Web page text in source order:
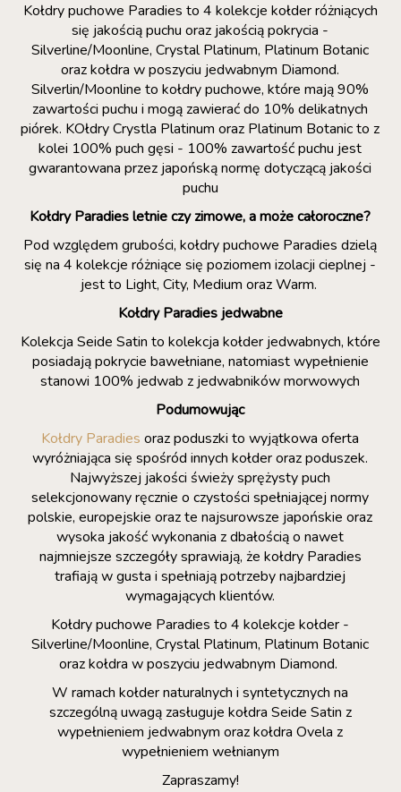
Kołdry puchowe Paradies to 4 kolekcje kołder różniących
się jakością puchu oraz jakością pokrycia -
Silverline/Moonline, Crystal Platinum, Platinum Botanic
oraz kołdra w poszyciu jedwabnym Diamond.
Silverlin/Moonline to kołdry puchowe, które mają 90%
zawartości puchu i mogą zawierać do 10% delikatnych
piórek. KOłdry Crystla Platinum oraz Platinum Botanic to z
kolei 100% puch gęsi - 100% zawartość puchu jest
gwarantowana przez japońską normę dotyczącą jakości
puchu
Kołdry Paradies letnie czy zimowe, a może całoroczne?
Pod względem grubości, kołdry puchowe Paradies dzielą
się na 4 kolekcje różniące się poziomem izolacji cieplnej -
jest to Light, City, Medium oraz Warm.
Kołdry Paradies jedwabne
Kolekcja Seide Satin to kolekcja kołder jedwabnych, które
posiadają pokrycie bawełniane, natomiast wypełnienie
stanowi 100% jedwab z jedwabników morwowych
Podumowując
Kołdry Paradies oraz poduszki to wyjątkowa oferta
wyróżniająca się spośród innych kołder oraz poduszek.
Najwyższej jakości świeży sprężysty puch
selekcjonowany ręcznie o czystości spełniającej normy
polskie, europejskie oraz te najsurowsze japońskie oraz
wysoka jakość wykonania z dbałością o nawet
najmniejsze szczegóły sprawiają, że kołdry Paradies
trafiają w gusta i spełniają potrzeby najbardziej
wymagających klientów.
Kołdry puchowe Paradies to 4 kolekcje kołder -
Silverline/Moonline, Crystal Platinum, Platinum Botanic
oraz kołdra w poszyciu jedwabnym Diamond.
W ramach kołder naturalnych i syntetycznych na
szczególną uwagą zasługuje kołdra Seide Satin z
wypełnieniem jedwabnym oraz kołdra Ovela z
wypełnieniem wełnianym
Zapraszamy!